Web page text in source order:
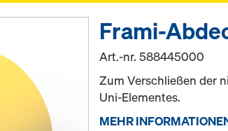
Frami-
Art.-nr.588445000
Zum Verschließen der
Uni-Elementes.
MEHR